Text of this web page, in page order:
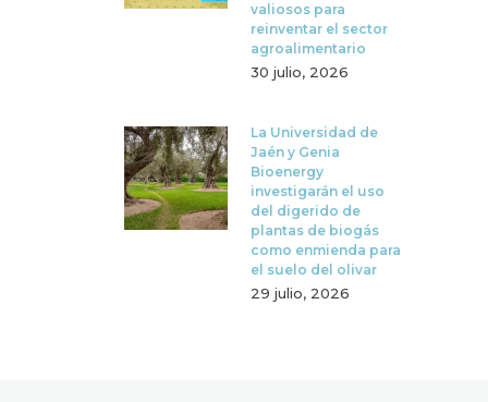
valiosos para
reinventar el sector
agroalimentario
30 julio, 2026
La Universidad de
Jaén y Genia
Bioenergy
investigarán el uso
del digerido de
plantas de biogás
como enmienda para
el suelo del olivar
29 julio, 2026